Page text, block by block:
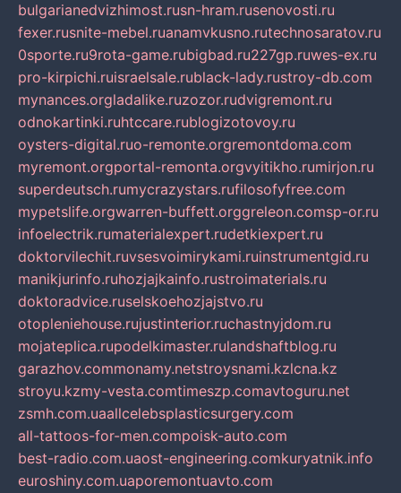
bulgarianedvizhimost.rusn-hram.rusenovosti.ru
fexer.rusnite-mebel.ruanamvkusno.rutechnosaratov.ru
0sporte.ru9rota-game.rubigbad.ru227gp.ruwes-ex.ru
pro-kirpichi.ruisraelsale.rublack-lady.rustroy-db.com
mynances.orgladalike.ruzozor.rudvigremont.ru
odnokartinki.ruhtccare.rublogizotovoy.ru
oysters-digital.ruo-remonte.orgremontdoma.com
myremont.orgportal-remonta.orgvyitikho.rumirjon.ru
superdeutsch.rumycrazystars.rufilosofyfree.com
mypetslife.orgwarren-buffett.orggreleon.comsp-or.ru
infoelectrik.rumaterialexpert.rudetkiexpert.ru
doktorvilechit.ruvsesvoimirykami.ruinstrumentgid.ru
manikjurinfo.ruhozjajkainfo.rustroimaterials.ru
doktoradvice.ruselskoehozjajstvo.ru
otopleniehouse.rujustinterior.ruchastnyjdom.ru
mojateplica.rupodelkimaster.rulandshaftblog.ru
garazhov.commonamy.netstroysnami.kzlcna.kz
stroyu.kzmy-vesta.comtimeszp.comavtoguru.net
zsmh.com.uaallcelebsplasticsurgery.com
all-tattoos-for-men.compoisk-auto.com
best-radio.com.uaost-engineering.comkuryatnik.info
euroshiny.com.uaporemontuavto.com